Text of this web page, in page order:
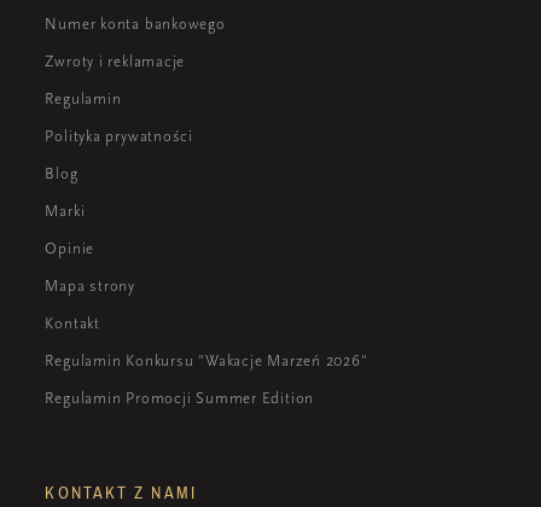
Numer konta bankowego
Zwroty i reklamacje
Regulamin
Polityka prywatności
Blog
Marki
Opinie
Mapa strony
Kontakt
Regulamin Konkursu "Wakacje Marzeń 2026"
Regulamin Promocji Summer Edition
KONTAKT Z NAMI